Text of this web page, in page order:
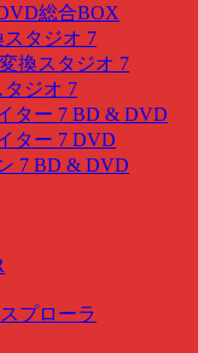
総合BOX
タジオ 7
換スタジオ 7
ジオ 7
ター 7 BD & DVD
ター 7 DVD
7 BD & DVD
プローラ